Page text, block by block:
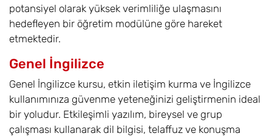
potansiyel olarak yüksek verimliliğe ulaşmasını
hedefleyen bir öğretim modülüne göre hareket
etmektedir.
Genel İngilizce
Genel İngilizce kursu, etkin iletişim kurma ve İngilizce
kullanımınıza güvenme yeteneğinizi geliştirmenin ideal
bir yoludur. Etkileşimli yazılım, bireysel ve grup
çalışması kullanarak dil bilgisi, telaffuz ve konuşma